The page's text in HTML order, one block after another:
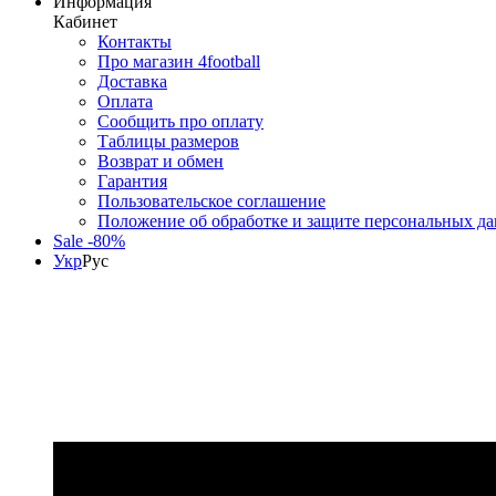
Кабинет
Контакты
Про магазин 4football
Доставка
Оплата
Сообщить про оплату
Таблицы размеров
Возврат и обмен
Гарантия
Пользовательское соглашение
Положение об обработке и защите персональных
Sale -80%
УкрРус